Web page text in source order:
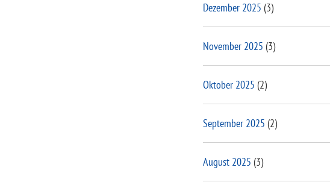
Dezember 2025 (3)
November 2025 (3)
Oktober 2025 (2)
September 2025 (2)
August 2025 (3)